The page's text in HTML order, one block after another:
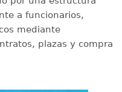
a funcionarios,
mediante
plazas y compra